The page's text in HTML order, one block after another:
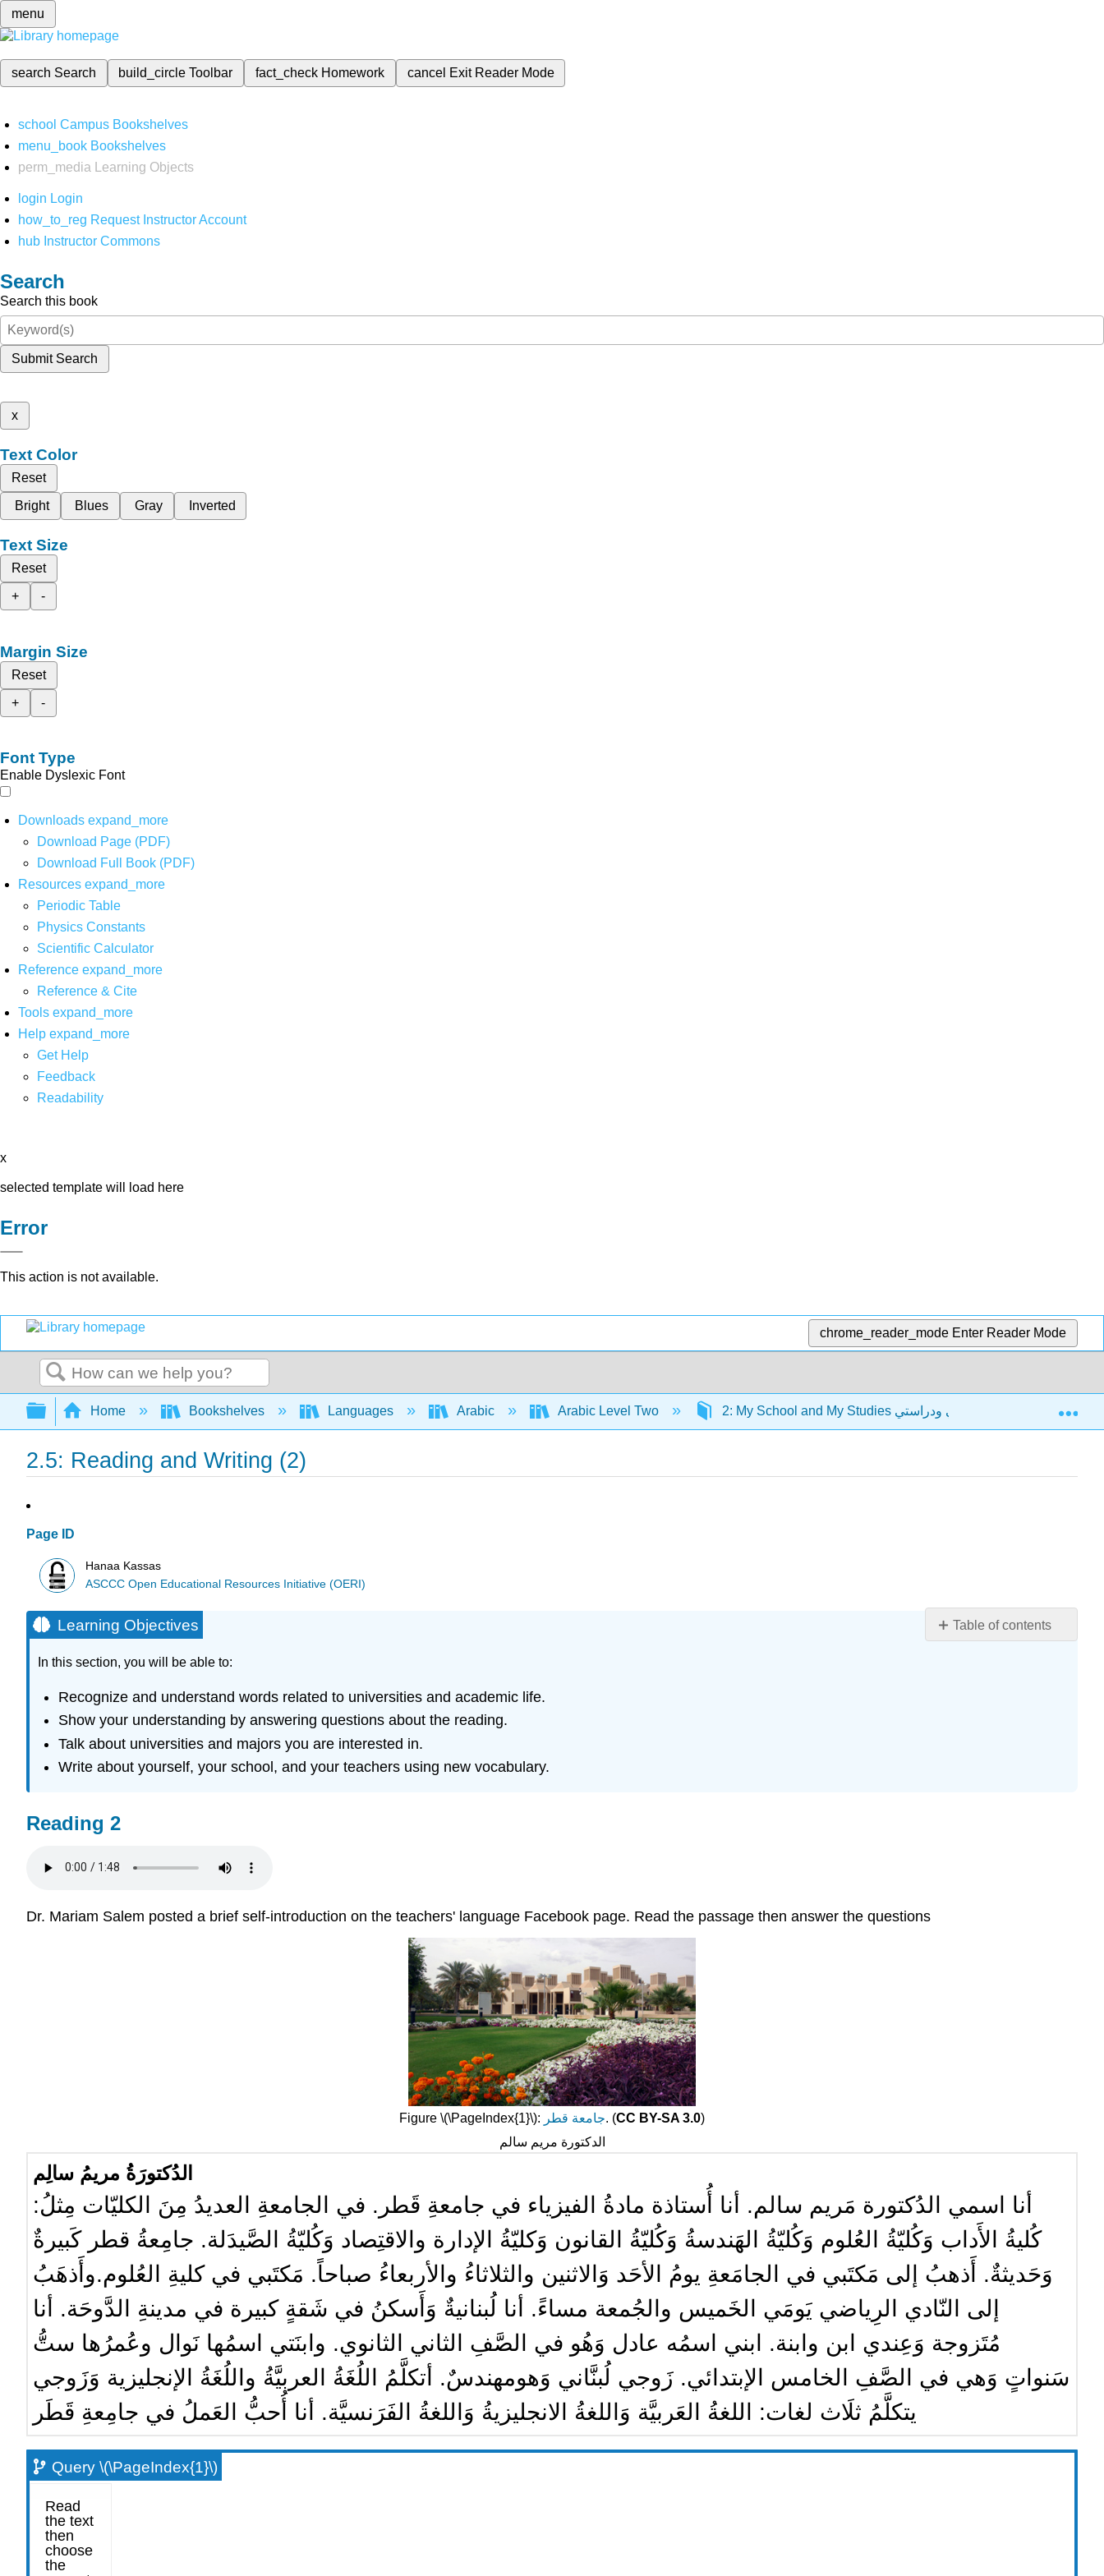
menu
search Search build_circleToolbar fact_check Homework cancel Exit Reader Mode
school Campus Bookshelves
menu_book Bookshelves
perm_media
Learning Objects
login Login
how_to_reg Request Instructor Account
hub Instructor Commons
Search
Search this book
Submit Search
x
Text Color
Reset
Bright
Blues Gray Inverted
Text Size
Reset
+
-
Margin Size
Reset
+
-
Font Type
Enable Dyslexic Font
Downloads expand_more
Download Page (PDF)
Download Full Book (PDF)
Resources expand_more
Periodic Table
Physics Constants
Scientific Calculator
Reference expand_more
Reference & Cite
Tools expand_more
Help expand_more
Get Help
Feedback
Readability
x
selected template will load here
Error
This action is not available.
chrome_reader_mode Enter Reader Mode
Search
Expand/collapse global hierarchy
Home Bookshelves Languages Arabic Arabic Level Two 2.5:
2.5: Reading and Writing (2)
Page ID
Hanaa Kassas
ASCCC Open Educational Resources Initiative (OERI)
Table of contents
Learning Objectives
In this section, you will be able to:
Recognize and understand words related to universities and academic life.
Show your understanding by answering questions about the reading.
Talk about universities and majors you are interested in.
Write about yourself, your school, and your teachers using new vocabulary.
Reading 2
Dr. Mariam Salem posted a brief self-introduction on the teachers' language Facebook page. Read the passage then answer the questions
Figure \(\PageIndex{1}\): جامعة قطر. (CC BY-SA 3.0)
الدكتورة مريم سالم
الدُكتورَةُ مريمُ سالِم
أنا اسمي الدُكتورة مَريم سالم. أنا أُستاذة مادةُ الفيزياء في جامعةِ قَطر. في الجامعةِ العديدُ مِنَ الكليّات مِثلُ:
كُليةُ الأَداب وَكُليّةُ العُلوم وَكُليّةُ الهَندسةُ وَكُليّةُ القانون وَكليّةُ الإدارة والاقتِصاد وَكُليّةُ الصَّيدَلة. جامِعةُ قطر كَبيرةٌ
وَحَديثةٌ. أَذهبُ إلى مَكتَبي في الجامَعةِ يومُ الأحَد وَالاثنين والثلاثاءُ والأربعاءُ صباحاً. مَكتَبي في كليةِ العُلوم.وأَذهَبُ
إلى النّادي الرِياضي يَومَي الخَميس والجُمعة مساءً. أنا لُبنانيةٌ وَأَسكنُ في شَقةٍ كبيرة في مدينةِ الدَّوحَة. أنا
مُتَزوجة وَعِندي ابن وابنة. ابني اسمُه عادل وَهُو في الصَّفِ الثاني الثانوي. وابنَتي اسمُها نَوال وعُمرُها ستُّ
سَنواتٍ وَهي في الصَّفِ الخامس الإبتدائي. زَوجي لُبنَّاني وَهومهندسٌ. أتكلَّمُ اللُغَةُ العربيَّةُ واللُغَةُ الإنجليزية وَزَوجي
يتكلَّمُ ثلَاث لغات: اللغةُ العَربيَّة وَاللغةُ الانجليزيةُ وَاللغةُ الفَرَنسيَّة. أنا أُحبُّ العَملُ في جامِعةِ قَطَر
Query \(\PageIndex{1}\)